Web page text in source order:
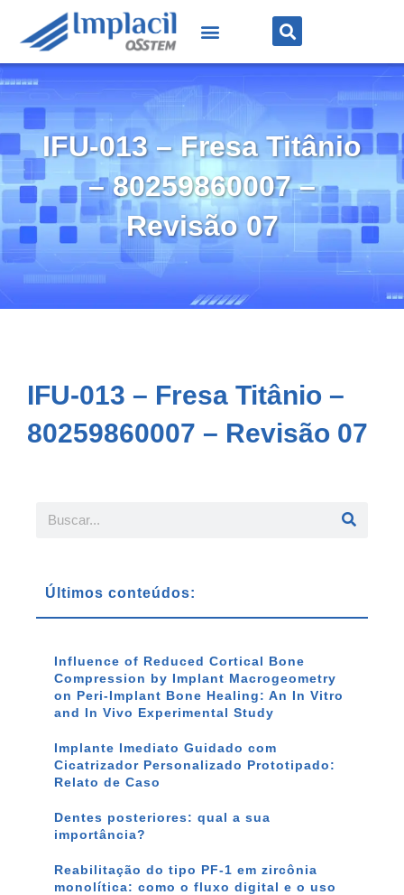
IFU-013 – Fresa Titânio
– 80259860007 –
Revisão 07
IFU-013 – Fresa Titânio –
80259860007 – Revisão 07
Últimos conteúdos:
Influence of Reduced Cortical Bone
Compression by Implant Macrogeometry
on Peri-Implant Bone Healing: An In Vitro
and In Vivo Experimental Study
Implante Imediato Guidado com
Cicatrizador Personalizado Prototipado:
Relato de Caso
Dentes posteriores: qual a sua
importância?
Reabilitação do tipo PF-1 em zircônia
monolítica: como o fluxo digital e o uso